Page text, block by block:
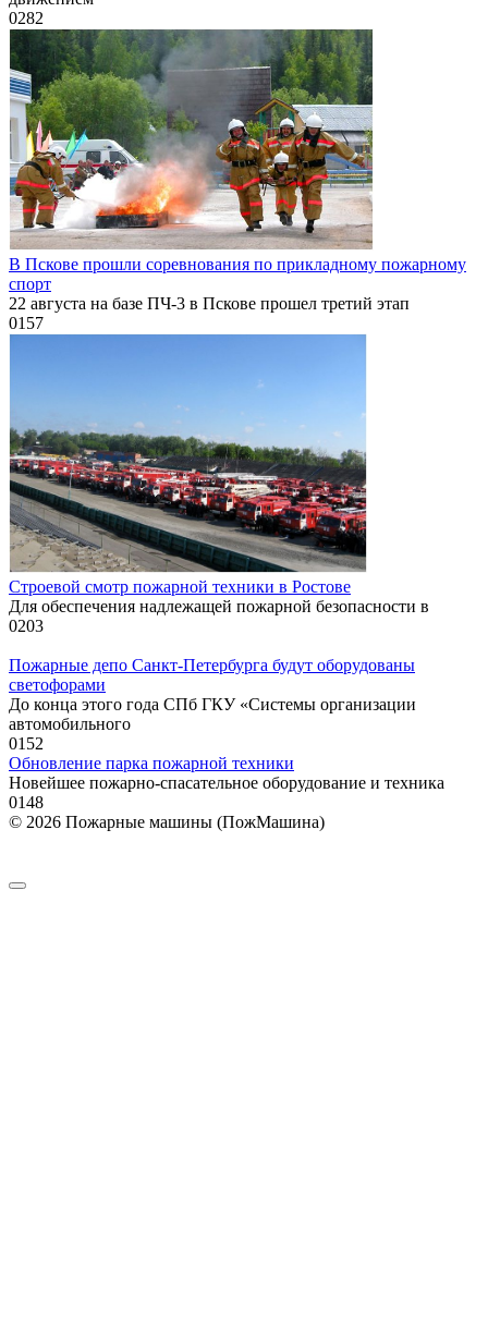
0282
В Пскове прошли соревнования по прикладному пожарному
спорт
22 августа на базе ПЧ-3 в Пскове прошел третий этап
0157
Строевой смотр пожарной техники в Ростове
Для обеспечения надлежащей пожарной безопасности в
0203
Пожарные депо Санкт-Петербурга будут оборудованы
светофорами
До конца этого года СПб ГКУ «Системы организации
автомобильного
0152
Обновление парка пожарной техники
Новейшее пожарно-спасательное оборудование и техника
0148
© 2026 Пожарные машины (ПожМашина)